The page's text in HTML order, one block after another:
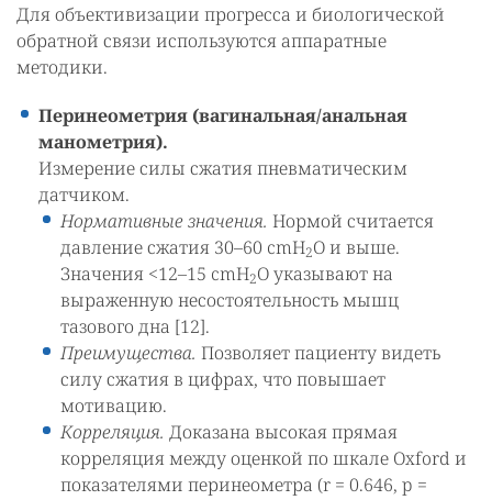
Для объективизации прогресса и биологической
обратной связи используются аппаратные
методики.
Перинеометрия (вагинальная/анальная
манометрия).
Измерение силы сжатия пневматическим
датчиком.
Нормативные значения. Нормой считается
давление сжатия 30–60 cmH2O и выше.
Значения <12–15 cmH2O указывают на
выраженную несостоятельность мышц
тазового дна [12].
Преимущества. Позволяет пациенту видеть
силу сжатия в цифрах, что повышает
мотивацию.
Корреляция. Доказана высокая прямая
корреляция между оценкой по шкале Oxford и
показателями перинеометра (r = 0.646, p =